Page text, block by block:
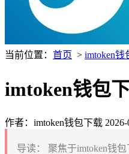
当前位置： 首页 > imtoken
imtoken钱包
作者：imtoken钱包下载
导读：
聚焦于imtoken钱